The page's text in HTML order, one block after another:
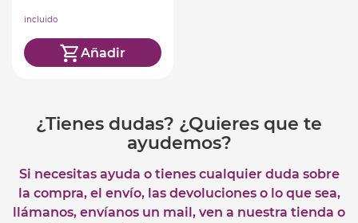
incluido
Añadir
¿Tienes dudas? ¿Quieres que te
ayudemos?
Si necesitas ayuda o tienes cualquier duda sobre
la compra, el envío, las devoluciones o lo que sea,
llámanos, envíanos un mail, ven a nuestra tienda o